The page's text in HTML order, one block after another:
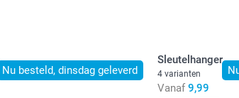
Nu besteld, dinsdag geleverd
Sleutelhanger
4 varianten
Vanaf 9,99